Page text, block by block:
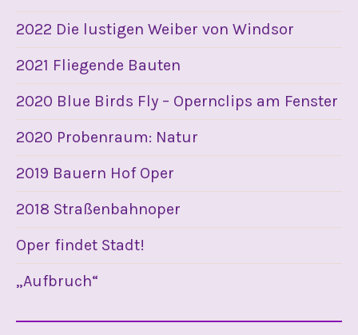
2022 Die lustigen Weiber von Windsor
2021 Fliegende Bauten
2020 Blue Birds Fly – Opernclips am Fenster
2020 Probenraum: Natur
2019 Bauern Hof Oper
2018 Straßenbahnoper
Oper findet Stadt!
„Aufbruch“